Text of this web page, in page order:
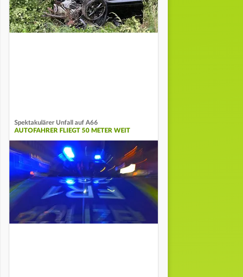
Spektakulärer Unfall auf A66
AUTOFAHRER FLIEGT 50 METER WEIT